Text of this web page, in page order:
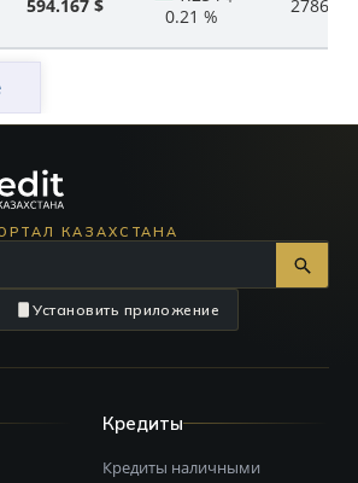
594.167 $
0.21 %
КАЗАХСТАНА
Установить приложение
Кредиты
Кредиты наличными